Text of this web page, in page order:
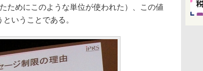
ためにこのような単位が使われた）、この値
いうことである。